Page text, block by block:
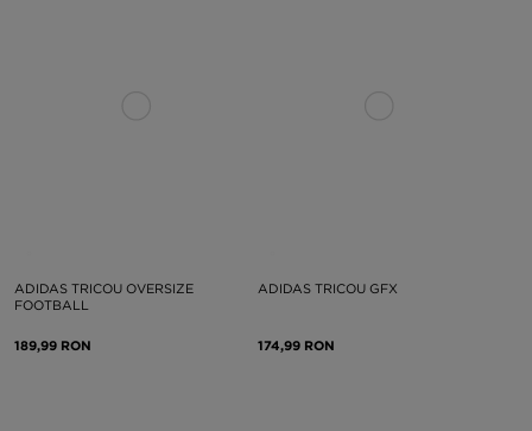
ADIDAS TRICOU OVERSIZE
FOOTBALL
189,99 RON
ADIDAS TRICOU GFX
174,99 RON